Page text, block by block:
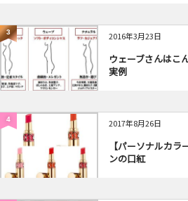
3 2016年3月23日
ウェーブさんはこ
実例
4 2017年8月26日
【パーソナルカ
ンの口紅